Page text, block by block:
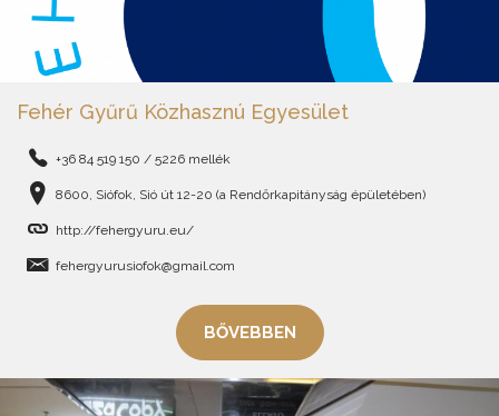
Fehér Gyűrű Közhasznú Egyesület
+36 84 519 150 / 5226 mellék
8600, Siófok, Sió út 12-20 (a Rendőrkapitányság épületében)
http://fehergyuru.eu/
fehergyurusiofok@gmail.com
BŐVEBBEN